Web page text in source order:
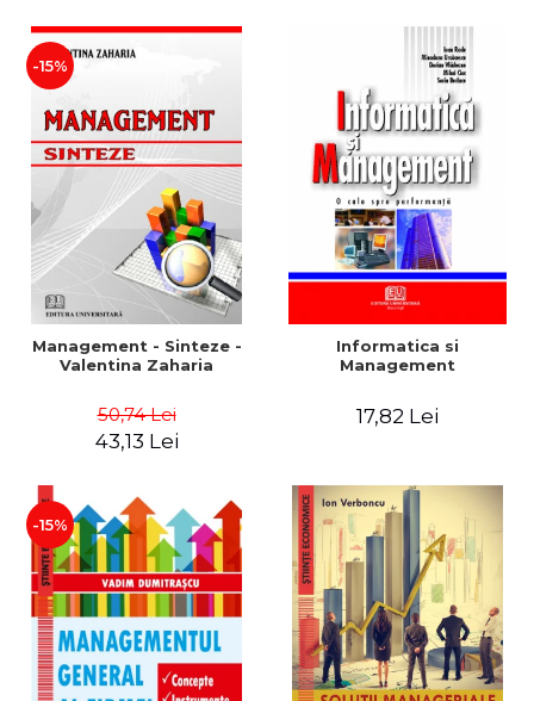
-15%
Management - Sinteze -
Valentina Zaharia
50,74 Lei
43,13 Lei
Informatica si
Management
17,82 Lei
-15%